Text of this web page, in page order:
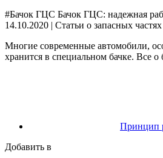
#Бачок ГЦС Бачок ГЦС: надежная
14.10.2020 | Статьи о запасных частях
Многие современные автомобили,
хранится в специальном бачке. Все
Принцип
Добавить в